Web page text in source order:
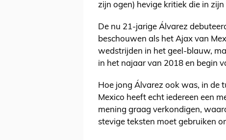
zijn ogen) hevige kritiek die in
De nu 21-jarige Álvarez
beschouwen als het Ajax van
wedstrijden in het geel-blauw,
in het najaar van 2018 en begin
Hoe jong Álvarez ook was, in de
Mexico heeft echt iedereen een
mening graag verkondigen,
stevige teksten moet gebruiken